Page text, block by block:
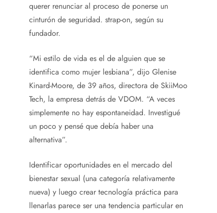
querer renunciar al proceso de ponerse un
cinturón de seguridad. strap-on, según su
fundador.
“Mi estilo de vida es el de alguien que se
identifica como mujer lesbiana”, dijo Glenise
Kinard-Moore, de 39 años, directora de SkiiMoo
Tech, la empresa detrás de VDOM. “A veces
simplemente no hay espontaneidad. Investigué
un poco y pensé que debía haber una
alternativa”.
Identificar oportunidades en el mercado del
bienestar sexual (una categoría relativamente
nueva) y luego crear tecnología práctica para
llenarlas parece ser una tendencia particular en